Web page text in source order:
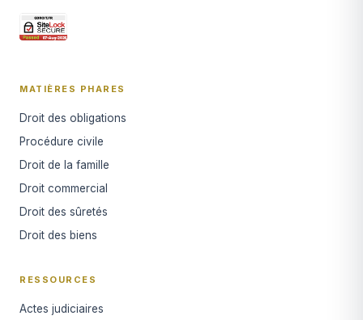
MATIÈRES PHARES
Droit des obligations
Procédure civile
Droit de la famille
Droit commercial
Droit des sûretés
Droit des biens
RESSOURCES
Actes judiciaires